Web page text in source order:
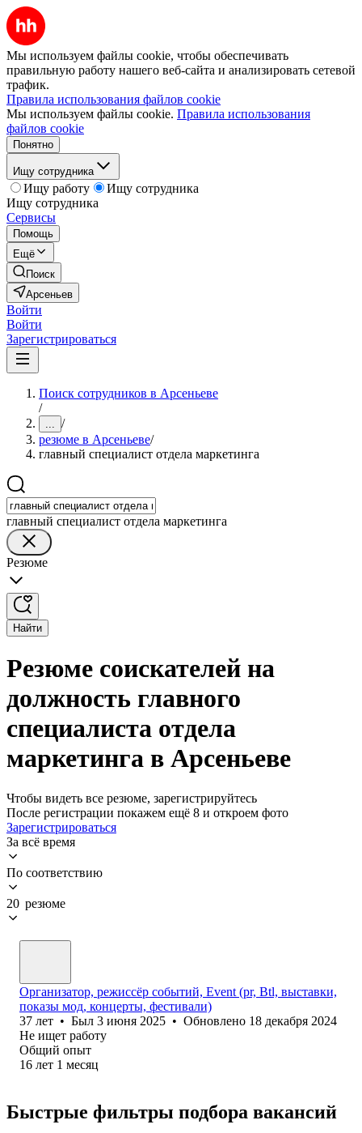
Мы используем файлы cookie, чтобы обеспечивать
правильную работу нашего веб-сайта и анализировать сетевой
трафик.
Правила использования файлов cookie
Мы используем файлы cookie. Правила использования
файлов cookie
Понятно
Ищу сотрудника
Ищу работу
Ищу сотрудника
Ищу сотрудника
Сервисы
Помощь
Ещё
Поиск
Арсеньев
Войти
Войти
Зарегистрироваться
Поиск сотрудников в Арсеньеве
/
... /
резюме в Арсеньеве/
главный специалист отдела маркетинга
главный специалист отдела маркетинга
Резюме
Найти
Резюме соискателей на
должность главного
специалиста отдела
маркетинга в Арсеньеве
Чтобы видеть все резюме, зарегистрируйтесь
После регистрации покажем ещё 8 и откроем фото
Зарегистрироваться
За всё время
По соответствию
20 резюме
Организатор, режиссёр событий, Event (pr, Btl, выставки,
показы мод, концерты, фестивали)
37 лет • Был 3 июня 2025 • Обновлено 18 декабря 2024
Не ищет работу
Общий опыт
16 лет 1 месяц
Быстрые фильтры подбора вакансий